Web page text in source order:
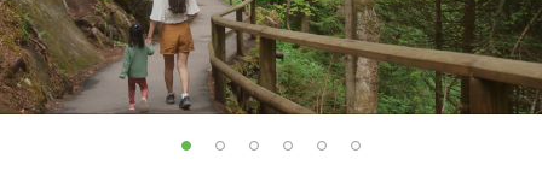
КомпанииDenmark Finland
France Germany
Hong Kong SAR, India